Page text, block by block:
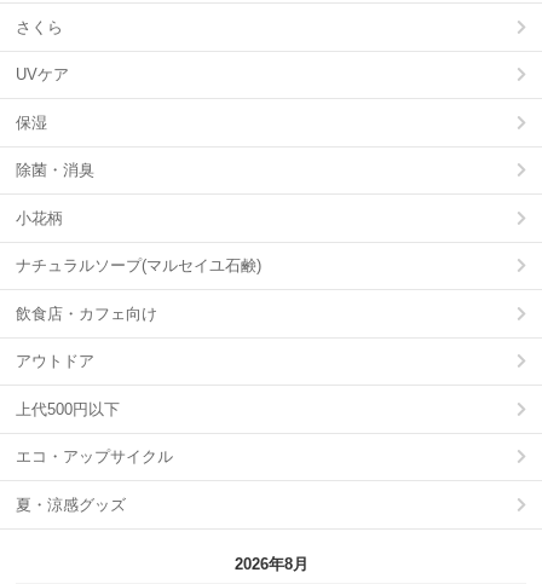
さくら
UVケア
保湿
除菌・消臭
小花柄
ナチュラルソープ(マルセイユ石鹸)
飲食店・カフェ向け
アウトドア
上代500円以下
エコ・アップサイクル
夏・涼感グッズ
2026年8月